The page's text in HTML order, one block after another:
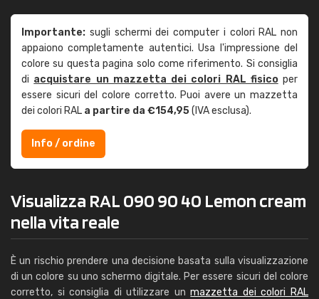
Importante: sugli schermi dei computer i colori RAL non
appaiono completamente autentici. Usa l'impressione del
colore su questa pagina solo come riferimento. Si consiglia
di acquistare un mazzetta dei colori RAL fisicoper
essere sicuri del colore corretto. Puoi avere un mazzetta
dei colori RAL a partire da €154,95(IVA esclusa).
Info / ordine
Visualizza RAL 090 90 40 Lemon cream
nella vita reale
È un rischio prendere una decisione basata sulla visualizzazione
di un colore su uno schermo digitale. Per essere sicuri del colore
corretto, si consiglia di utilizzare unmazzetta dei colori RAL